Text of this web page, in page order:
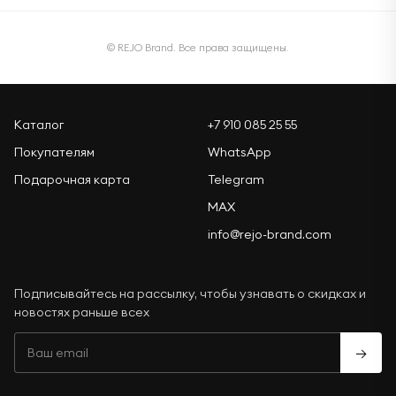
© REJO Brand. Все права защищены.
Каталог
Покупателям
Подарочная карта
+7 910 085 25 55
WhatsApp
Telegram
MAX
info@rejo-brand.com
Подписывайтесь на рассылку, чтобы узнавать о скидках и
новостях раньше всех
→